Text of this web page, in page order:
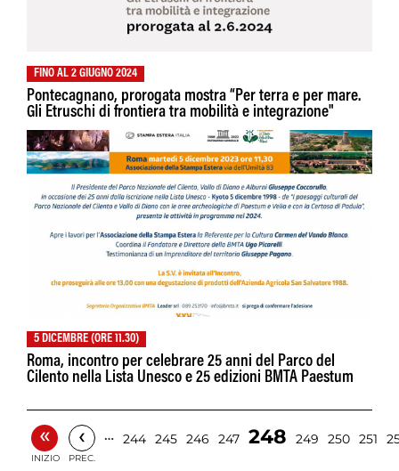
FINO AL 2 GIUGNO 2024
Pontecagnano, prorogata mostra “Per terra e per mare.
Gli Etruschi di frontiera tra mobilità e integrazione"
5 DICEMBRE (ORE 11.30)
Roma, incontro per celebrare 25 anni del Parco del
Cilento nella Lista Unesco e 25 edizioni BMTA Paestum
«
INIZIO
‹
PREC.
… 244 245 246 247 248 249 250 251